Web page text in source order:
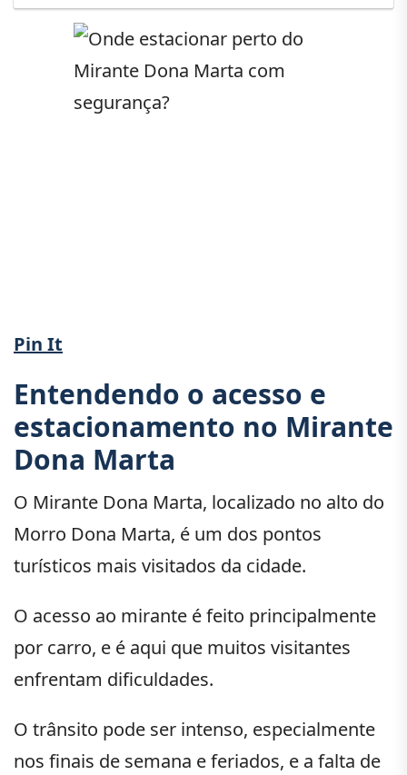
Pin It
Entendendo o acesso e
estacionamento no Mirante
Dona Marta
O Mirante Dona Marta, localizado no alto do
Morro Dona Marta, é um dos pontos
turísticos mais visitados da cidade.
O acesso ao mirante é feito principalmente
por carro, e é aqui que muitos visitantes
enfrentam dificuldades.
O trânsito pode ser intenso, especialmente
nos finais de semana e feriados, e a falta de